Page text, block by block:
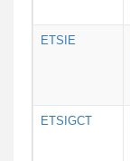
ETSIE
ETSIGCT